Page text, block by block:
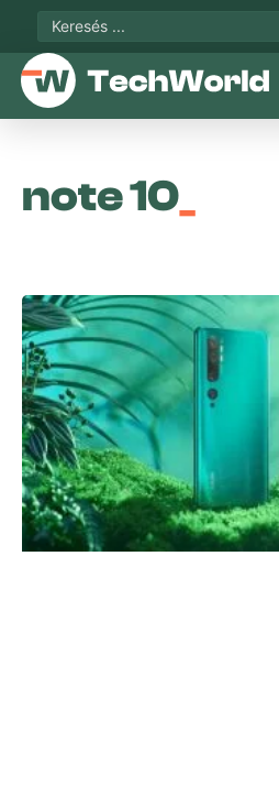
note 10